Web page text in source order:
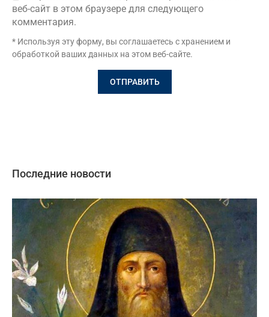
веб-сайт в этом браузере для следующего
комментария.
* Используя эту форму, вы соглашаетесь с хранением и
обработкой ваших данных на этом веб-сайте.
Последние новости